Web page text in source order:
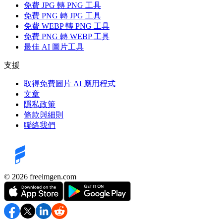
免費 JPG 轉 PNG 工具
免費 PNG 轉 JPG 工具
免費 WEBP 轉 PNG 工具
免費 PNG 轉 WEBP 工具
最佳 AI 圖片工具
支援
取得免費圖片 AI 應用程式
文章
隱私政策
條款與細則
聯絡我們
©️ 2026 freeimgen.com